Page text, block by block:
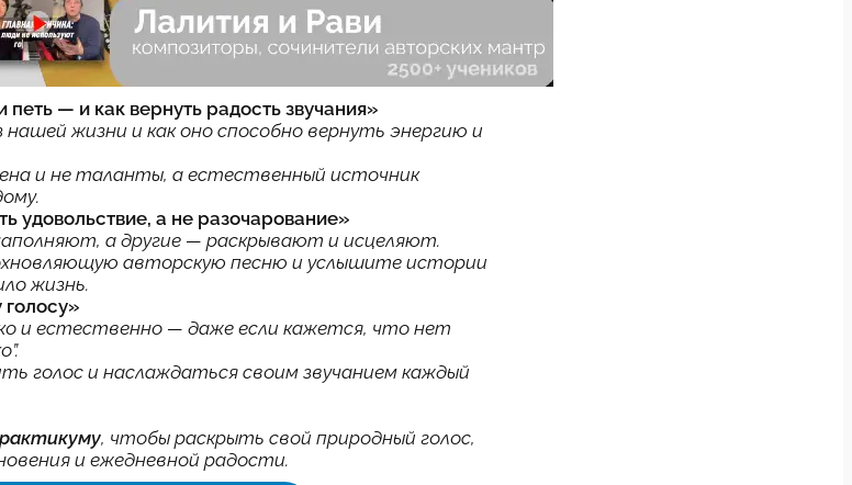
— и как вернуть радость звучания»
нашей жизни и как оно способно вернуть энергию и
и не таланты, а естественный источник
удовольствие, а не разочарование»
а другие — раскрывают и исцеляют.
авторскую песню и услышите истории
жизнь.
и естественно — даже если кажется, что нет
голос и наслаждаться своим звучанием каждый
, чтобы раскрыть свой природный голос,
и ежедневной радости.